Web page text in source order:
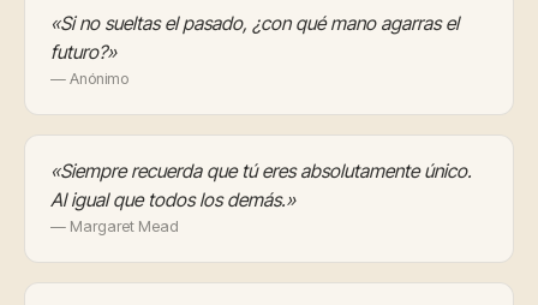
«Si no sueltas el pasado, ¿con qué mano agarras el
futuro?»
— Anónimo
«Siempre recuerda que tú eres absolutamente único.
Al igual que todos los demás.»
— Margaret Mead